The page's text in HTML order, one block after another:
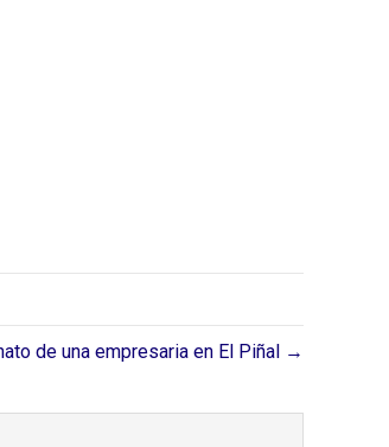
de una empresaria en El Piñal →